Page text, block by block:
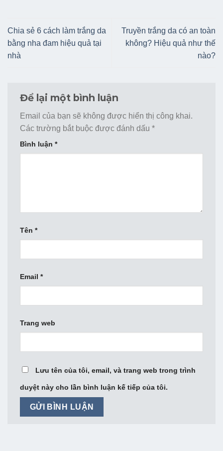
Chia sẻ 6 cách làm trắng da
bằng nha đam hiệu quả tại
nhà
Truyền trắng da có an toàn
không? Hiệu quả như thế
nào?
Để lại một bình luận
Email của bạn sẽ không được hiển thị công khai.
Các trường bắt buộc được đánh dấu *
Bình luận *
Tên *
Email *
Trang web
Lưu tên của tôi, email, và trang web trong trình
duyệt này cho lần bình luận kế tiếp của tôi.